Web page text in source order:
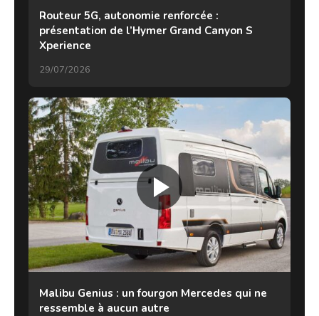
Routeur 5G, autonomie renforcée :
présentation de l’Hymer Grand Canyon S
Xperience
29/07/2026
Malibu Genius : un fourgon Mercedes qui ne
ressemble à aucun autre